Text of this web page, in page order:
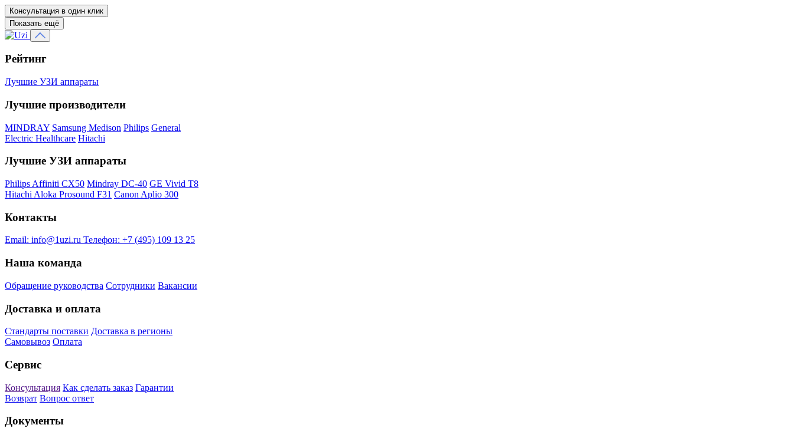
Консультация в один клик
Показать ещё
Рейтинг
Лучшие УЗИ аппараты
Лучшие производители
MINDRAY Samsung Medison Philips General
Electric Healthcare Hitachi
Лучшие УЗИ аппараты
Philips Affiniti CX50 Mindray DC-40 GE Vivid T8
Hitachi Aloka Prosound F31 Canon Aplio 300
Контакты
Email: info@1uzi.ru Телефон: +7 (495) 109 13 25
Наша команда
Обращение руководства Сотрудники Вакансии
Доставка и оплата
Стандарты поставки Доставка в регионы
Самовывоз Оплата
Сервис
Консультация Как сделать заказ Гарантии
Возврат Вопрос ответ
Документы